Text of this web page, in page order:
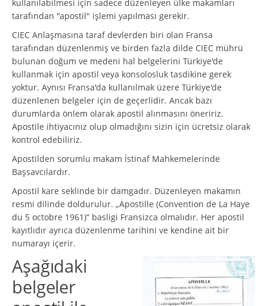
kullanılabilmesi için sadece düzenleyen ülke makamları
tarafından "apostil" işlemi yapılması gerekir.
CIEC Anlaşmasına taraf devlerden biri olan Fransa
tarafından düzenlenmiş ve birden fazla dilde CIEC mührü
bulunan doğum ve medeni hal belgelerini Türkiye'de
kullanmak için apostil veya konsolosluk tasdikine gerek
yoktur. Aynısı Fransa'da kullanılmak üzere Türkiye'de
düzenlenen belgeler için de geçerlidir. Ancak bazı
durumlarda önlem olarak apostil alınmasını öneririz.
Apostile ihtiyacınız olup olmadığını sizin için ücretsiz olarak
kontrol edebiliriz.
Apostilden sorumlu makam İstinaf Mahkemelerinde
Başsavcılardır.
Apostil kare seklinde bir damgadır. Düzenleyen makamın
resmi dilinde doldurulur. „Apostille (Convention de La Haye
du 5 octobre 1961)“ basligi Fransizca olmalıdır. Her apostil
kayıtlıdır ayrıca düzenlenme tarihini ve kendine ait bir
numarayı içerir.
Aşağıdaki
belgeler